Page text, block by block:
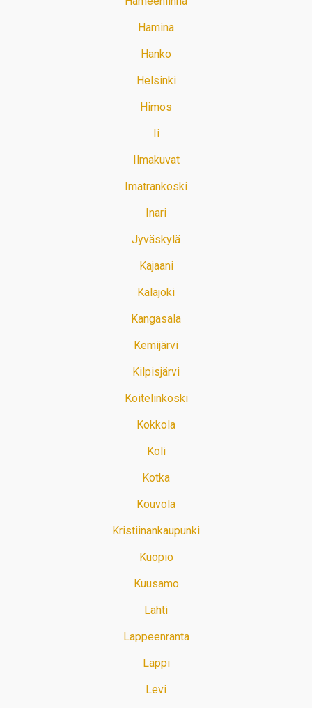
Hamina
Hanko
Helsinki
Himos
Ii
Ilmakuvat
Imatrankoski
Inari
Jyväskylä
Kajaani
Kalajoki
Kangasala
Kemijärvi
Kilpisjärvi
Koitelinkoski
Kokkola
Koli
Kotka
Kouvola
Kristiinankaupunki
Kuopio
Kuusamo
Lahti
Lappeenranta
Lappi
Levi